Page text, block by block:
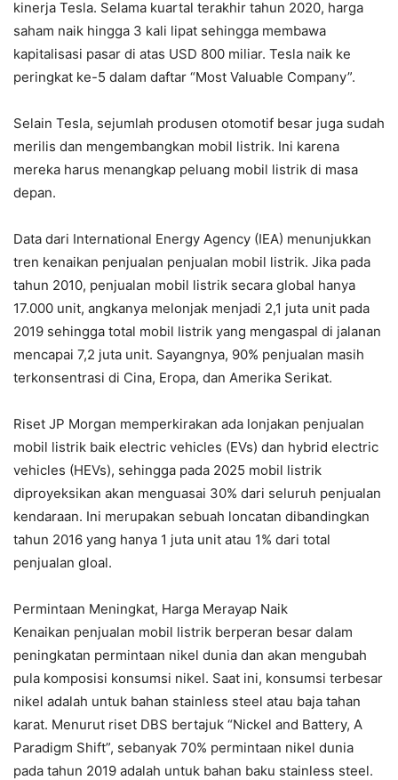
kinerja Tesla. Selama kuartal terakhir tahun 2020, harga
saham naik hingga 3 kali lipat sehingga membawa
kapitalisasi pasar di atas USD 800 miliar. Tesla naik ke
peringkat ke-5 dalam daftar “Most Valuable Company”.
Selain Tesla, sejumlah produsen otomotif besar juga sudah
merilis dan mengembangkan mobil listrik. Ini karena
mereka harus menangkap peluang mobil listrik di masa
depan.
Data dari International Energy Agency (IEA) menunjukkan
tren kenaikan penjualan penjualan mobil listrik. Jika pada
tahun 2010, penjualan mobil listrik secara global hanya
17.000 unit, angkanya melonjak menjadi 2,1 juta unit pada
2019 sehingga total mobil listrik yang mengaspal di jalanan
mencapai 7,2 juta unit. Sayangnya, 90% penjualan masih
terkonsentrasi di Cina, Eropa, dan Amerika Serikat.
Riset JP Morgan memperkirakan ada lonjakan penjualan
mobil listrik baik electric vehicles (EVs) dan hybrid electric
vehicles (HEVs), sehingga pada 2025 mobil listrik
diproyeksikan akan menguasai 30% dari seluruh penjualan
kendaraan. Ini merupakan sebuah loncatan dibandingkan
tahun 2016 yang hanya 1 juta unit atau 1% dari total
penjualan gloal.
Permintaan Meningkat, Harga Merayap Naik
Kenaikan penjualan mobil listrik berperan besar dalam
peningkatan permintaan nikel dunia dan akan mengubah
pula komposisi konsumsi nikel. Saat ini, konsumsi terbesar
nikel adalah untuk bahan stainless steel atau baja tahan
karat. Menurut riset DBS bertajuk “Nickel and Battery, A
Paradigm Shift”, sebanyak 70% permintaan nikel dunia
pada tahun 2019 adalah untuk bahan baku stainless steel.